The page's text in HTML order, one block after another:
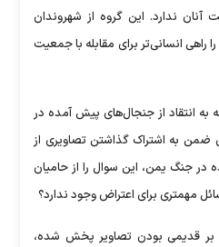
ندارد. این گروه از شهروندان
راهی انسانی‌تر برای مقابله با جمعیت
به انتقاد از جنجال‌های پیش آمده در
ضمن به اشتراک گذاشتن تصاویری از
در جنگ یمن، این سوال را از حامیان
مهمتری برای اعتراض وجود ندارد؟
بر قدیمی بودن تصاویر پخش شده،